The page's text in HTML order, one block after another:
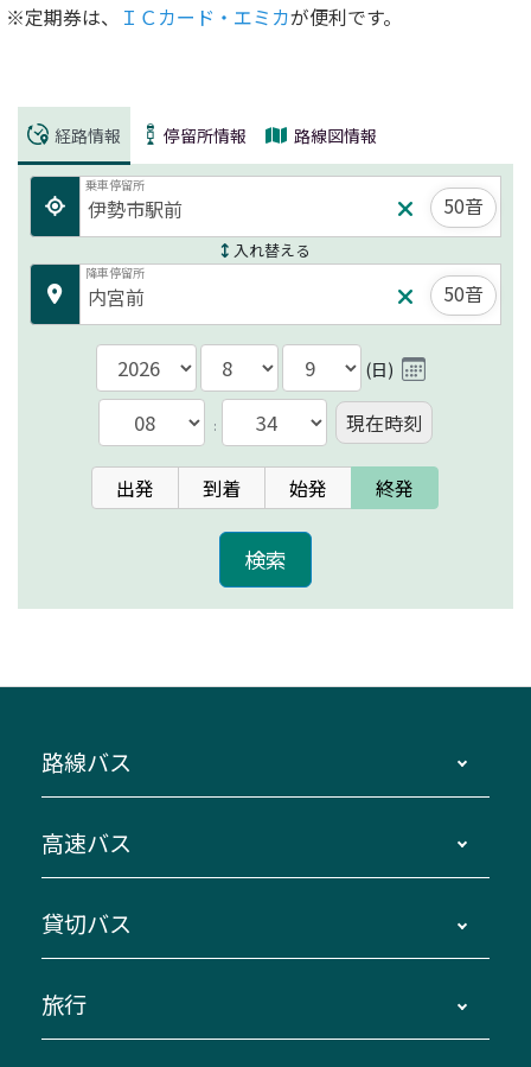
※定期券は、
ＩＣカード・エミカが便利です。
経路情報 停留所情報 路線図情報
乗車停留所
50音
入れ替える
降車停留所
50音
(日)
: 現在時刻
出発 到着 始発 終発
路線バス
主要停留所案内図・時刻表
路線バスのご利用方法
三重交通接近情報バスロケーションシステム
高速バス
南紀・VISON～横浜・東京・埼玉
伊賀～名古屋
貸切バス
貸切バスのご利用について
旅行